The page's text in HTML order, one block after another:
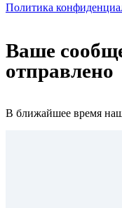
Политика
Ваше
отправлено
В ближайшее время